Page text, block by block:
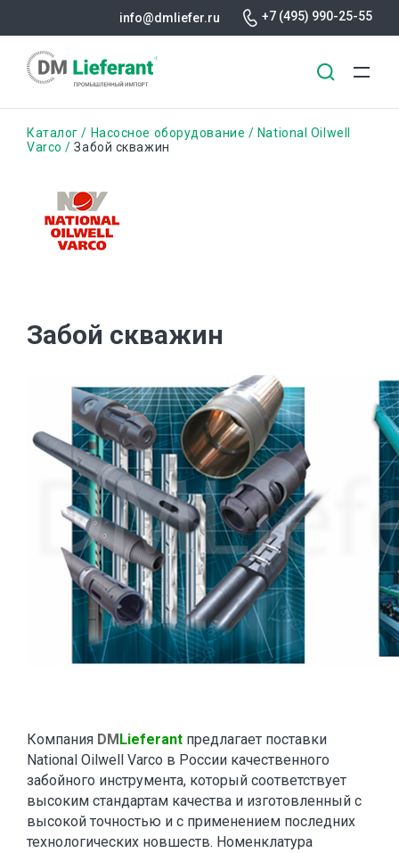
содержанию
info@dmliefer.ru +7 (495) 990-25-55
Строка
Каталог Насосное оборудование
National Oilwell
Varco
Забой скважин
Забой скважин
Компания DMLieferant предлагает поставки
National Oilwell Varco в России качественного
забойного инструмента, который соответствует
высоким стандартам качества и изготовленный с
высокой точностью и с применением последних
технологических новшеств. Номенклатура